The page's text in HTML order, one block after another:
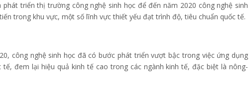
triển thị trường công nghệ sinh học để đến năm 2020 công nghệ sinh
trong khu vực, một số lĩnh vực thiết yếu đạt trình độ, tiêu chuẩn quốc tế.
công nghệ sinh học đã có bước phát triển vượt bậc trong việc ứng dụng
đem lại hiệu quả kinh tế cao trong các ngành kinh tế, đặc biệt là nông-